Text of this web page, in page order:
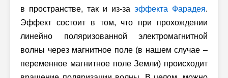
в пространстве, так и из-за эффекта Фарадея.
Эффект состоит в том, что при прохождении
линейно поляризованной электромагнитной
волны через магнитное поле (в нашем случае –
переменное магнитное поле Земли) происходит